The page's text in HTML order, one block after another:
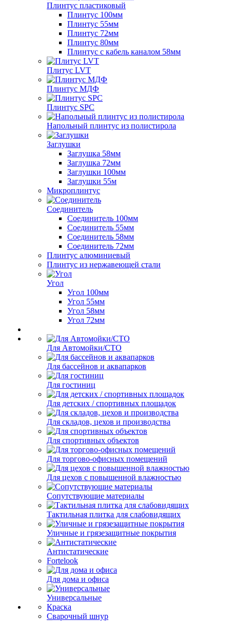
Плинтус пластиковый
Плинтус 100мм
Плинтус 55мм
Плинтус 72мм
Плинтус 80мм
Плинтус с кабель каналом 58мм
Плитус LVT
Плинтус МДФ
Плинтус SPC
Напольный плинтус из полистирола
Заглушки
Заглушка 58мм
Заглушка 72мм
Заглушки 100мм
Заглушки 55м
Микроплинтус
Соединитель
Соединитель 100мм
Соединитель 55мм
Соединитель 58мм
Соединитель 72мм
Плинтус алюминиевый
Плинтус из нержавеющей стали
Угол
Угол 100мм
Угол 55мм
Угол 58мм
Угол 72мм
Для Автомойки/СТО
Для бассейнов и аквапарков
Для гостиниц
Для детских / спортивных площадок
Для складов, цехов и производства
Для спортивных объектов
Для торгово-офисных помещений
Для цехов с повышенной влажностью
Сопутствующие материалы
Тактильная плитка для слабовидящих
Уличные и грязезащитные покрытия
Антистатические
Fortelook
Для дома и офиса
Универсальные
Краска
Сварочный шнур